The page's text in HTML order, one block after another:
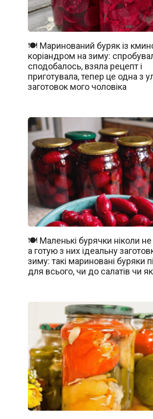
🍽️ Маринований буряк із
коріандром на зиму:
сподобалось, взяла рецепт і
приготувала, тепер це одна з
заготовок мого чоловіка
🍽️ Маленькі бурячки ніколи
а готую з них ідеальну
зиму: такі мариновані буряки
для всього, чи до салатів чи